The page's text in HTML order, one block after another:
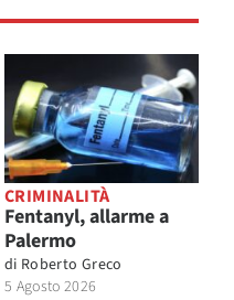
CRIMINALITÀ
Fentanyl, allarme a
Palermo
di Roberto Greco
5 Agosto 2026